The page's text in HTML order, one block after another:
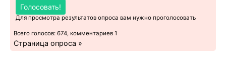
Голосовать!
Для просмотра результатов опроса вам нужно проголосовать
Всего голосов: 674, комментариев 1
Страница опроса »